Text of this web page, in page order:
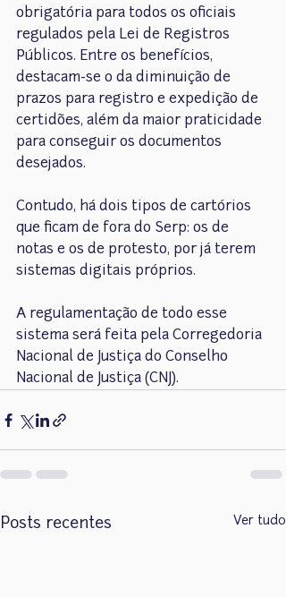
obrigatória para todos os oficiais
regulados pela Lei de Registros
Públicos. Entre os benefícios,
destacam-se o da diminuição de
prazos para registro e expedição de
certidões, além da maior praticidade
para conseguir os documentos
desejados.
Contudo, há dois tipos de cartórios
que ficam de fora do Serp: os de
notas e os de protesto, por já terem
sistemas digitais próprios.
A regulamentação de todo esse
sistema será feita pela Corregedoria
Nacional de Justiça do Conselho
Nacional de Justiça (CNJ).
Posts recentes Ver tudo